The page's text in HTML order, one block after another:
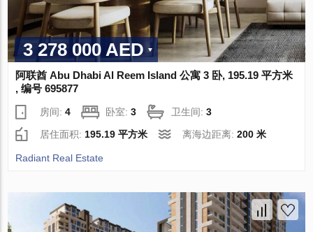
3 278 000 AED
阿联酋 Abu Dhabi Al Reem Island 公寓 3 卧, 195.19 平方米
, 编号 695877
房间:4 卧室:3 卫生间:3
居住面积: 195.19 平方米 离海边距离:200 米
Radiant Real Estate